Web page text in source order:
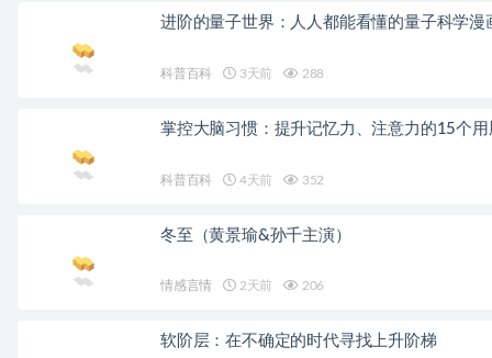
进阶的量子世界：人人都能看懂的量子科学漫
科普百科 3天前 288
掌控大脑习惯：提升记忆力、注意力的15个用
科普百科 4天前 352
冬至（黄景瑜&孙千主演）
情感言情 2天前 206
软阶层：在不确定的时代寻找上升阶梯